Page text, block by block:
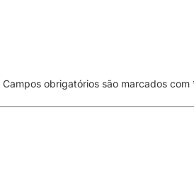
Campos obrigatórios são marcados com